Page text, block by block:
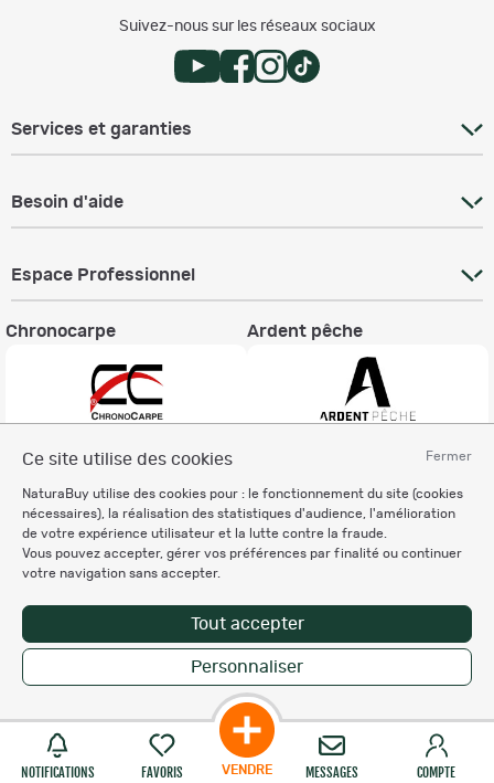
Fermer
Ce site utilise des cookies
NaturaBuy utilise des cookies pour : le fonctionnement du site (cookies
nécessaires), la réalisation des statistiques d'audience, l'amélioration
de votre expérience utilisateur et la lutte contre la fraude.
Vous pouvez accepter, gérer vos préférences par finalité ou continuer
votre navigation sans accepter.
Tout accepter
Personnaliser
NOTIFICATIONS FAVORIS VENDRE MESSAGES COMPTE
Enregistrer la recherche
Suivez-nous sur les réseaux sociaux
Services et garanties
Besoin d'aide
Espace Professionnel
Chronocarpe Ardent pêche
Charte éthique
Mentions légales
Règlement & Conditions d'utilisation
Politique de protection
des données personnelles
Personnalisation des cookies
Copyright © 2007-2026 NaturaBuy. Tous droits réservés. N°CNIL: 1239459.
Les marques commerciales mentionnées appartiennent à leurs propriétaires
respectifs in 0.078 s
Suggestions de recherche
Site NaturaBuy classique